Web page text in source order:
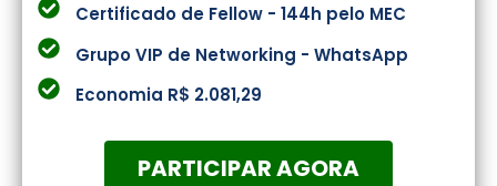
Certificado de Fellow - 144h pelo MEC
Grupo VIP de Networking - WhatsApp
Economia R$ 2.081,29
PARTICIPAR AGORA